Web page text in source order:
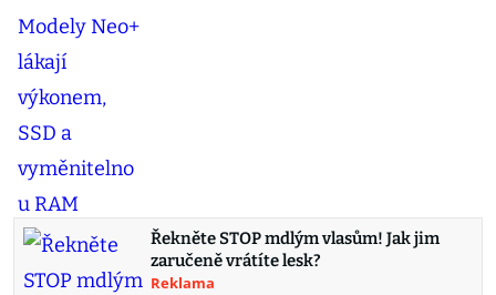
Řekněte STOP mdlým vlasům! Jak jim
zaručeně vrátíte lesk?
Reklama